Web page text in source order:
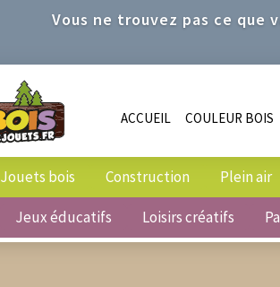
Vous ne trouvez pas ce que
ACCUEIL COULEUR BOIS
Jouets bois Construction Plein air
Jeux éducatifs Loisirs créatifs